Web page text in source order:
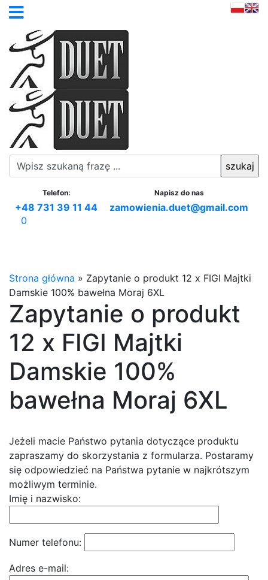
Telefon:
+48 731 39 11 44
Napisz do nas
zamowienia.duet@gmail.com
0
Strona główna » Zapytanie o produkt 12 x FIGI Majtki
Damskie 100% bawełna Moraj 6XL
Zapytanie o produkt
12 x FIGI Majtki
Damskie 100%
bawełna Moraj 6XL
Jeżeli macie Państwo pytania dotyczące produktu
zapraszamy do skorzystania z formularza. Postaramy
się odpowiedzieć na Państwa pytanie w najkrótszym
możliwym terminie.
Imię i nazwisko:
Numer telefonu:
Adres e-mail: